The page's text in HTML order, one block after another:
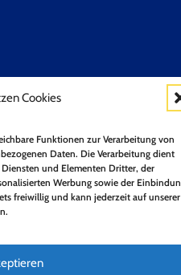
Cookies
Funktionen zur Verarbeitung von
Daten. Die Verarbeitung dient
und Elementen Dritter, der
Werbung sowie der
freiwillig und kann jederzeit auf unserer
Jetzt Anmelden!